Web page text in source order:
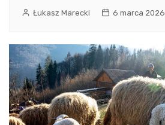
Łukasz Marecki 6 marca 2026